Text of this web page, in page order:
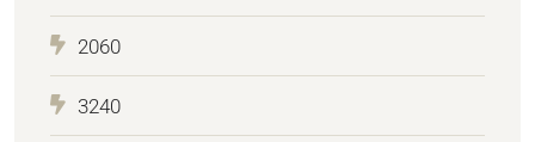
2060
3240